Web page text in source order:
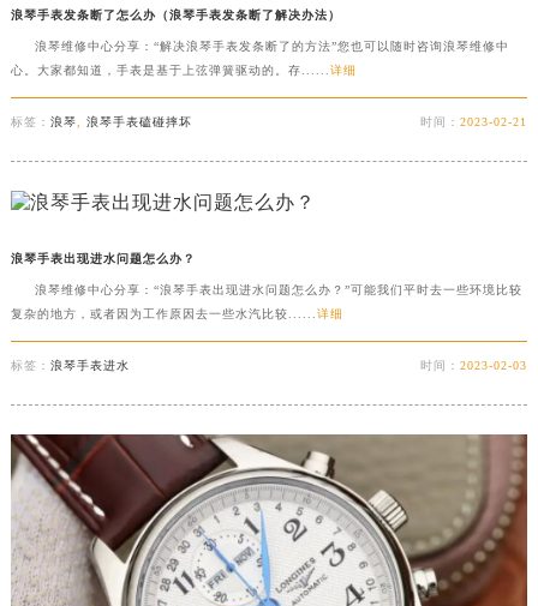
浪琴手表发条断了怎么办（浪琴手表发条断了解决办法）
浪琴维修中心分享：“解决浪琴手表发条断了的方法”您也可以随时咨询浪琴维修中
心。大家都知道，手表是基于上弦弹簧驱动的。存...... 详细
标签： 浪琴 浪琴手表磕碰摔坏 时间：2023-02-21
浪琴手表出现进水问题怎么办？
浪琴维修中心分享：“浪琴手表出现进水问题怎么办？”可能我们平时去一些环境比较
复杂的地方，或者因为工作原因去一些水汽比较...... 详细
标签： 浪琴手表进水 时间：2023-02-03